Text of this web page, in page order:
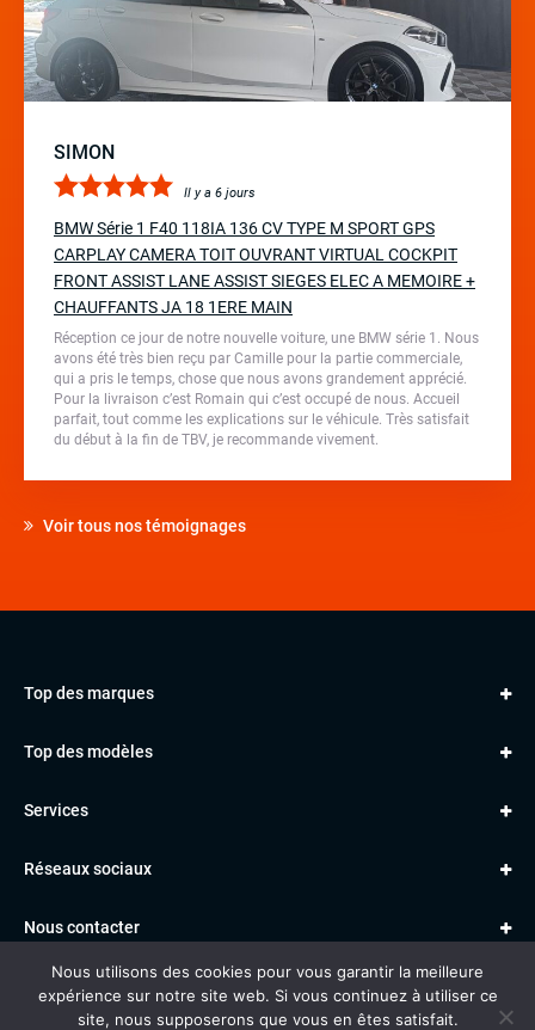
SIMON
Il y a 6 jours
BMW Série 1 F40 118IA 136 CV TYPE M SPORT GPS
CARPLAY CAMERA TOIT OUVRANT VIRTUAL COCKPIT
FRONT ASSIST LANE ASSIST SIEGES ELEC A MEMOIRE +
CHAUFFANTS JA 18 1ERE MAIN
Réception ce jour de notre nouvelle voiture, une BMW série 1. Nous
avons été très bien reçu par Camille pour la partie commerciale,
qui a pris le temps, chose que nous avons grandement apprécié.
Pour la livraison c’est Romain qui c’est occupé de nous. Accueil
parfait, tout comme les explications sur le véhicule. Très satisfait
du début à la fin de TBV, je recommande vivement.
Voir tous nos témoignages
Top des marques
VOLKSWAGEN
BMW
Top des modèles
Classe A
A3
Services
Le garage TBV
Location TBV
Réseaux sociaux
Nous contacter
Données personnelles Mentions légales
Voitures vendues
Nous utilisons des cookies pour vous garantir la meilleure
expérience sur notre site web. Si vous continuez à utiliser ce
site, nous supposerons que vous en êtes satisfait.